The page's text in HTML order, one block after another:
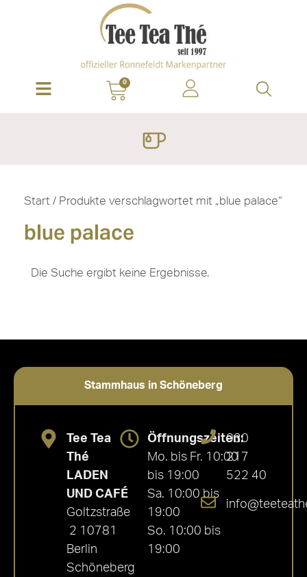
0
Start / Produkte verschlagwortet mit „blue palace“
blue palace
Die Suche ergibt keine Ergebnisse.
Stammhaus in Schöneberg
Tee Tea
Thé
LADEN
UND CAFÉ
Goltzstraße
2 10781
Berlin
Schöneberg
Öffnungszeiten:
Mo. bis Fr. 10:00
bis 19:00
Sa. 10:00 bis
19:00
So. 10:00 bis
19:00
030
217
522 40